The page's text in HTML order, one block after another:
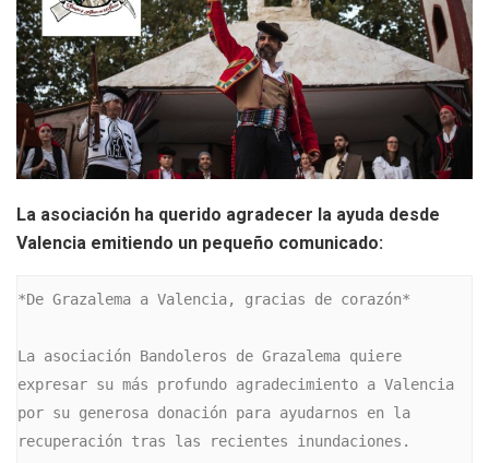
La asociación ha querido agradecer la ayuda desde
Valencia emitiendo un pequeño comunicado:
*De Grazalema a Valencia, gracias de corazón*
La asociación Bandoleros de Grazalema quiere
expresar su más profundo agradecimiento a Valencia
por su generosa donación para ayudarnos en la
recuperación tras las recientes inundaciones.